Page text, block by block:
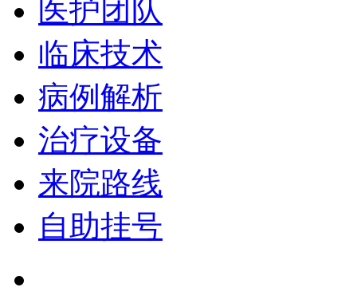
医护团队
临床技术
病例解析
治疗设备
来院路线
自助挂号